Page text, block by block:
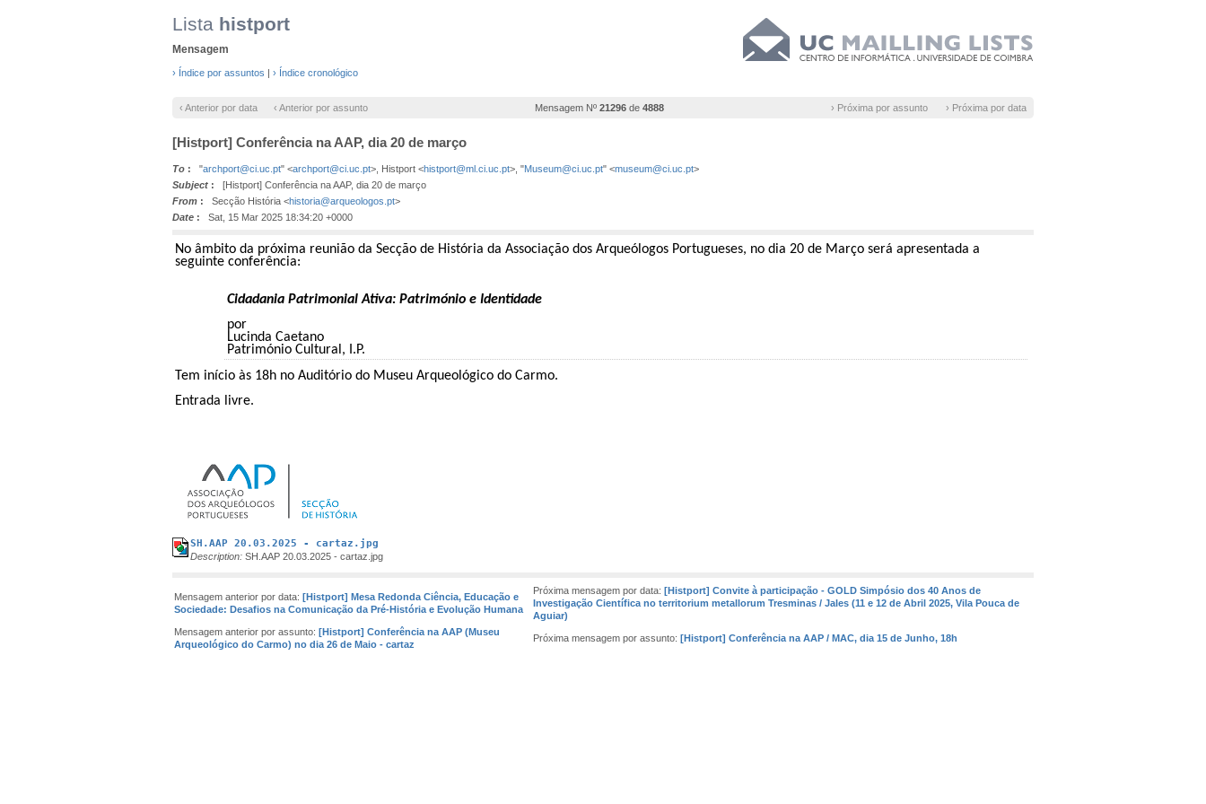
Lista histport
Mensagem
› Índice por assuntos | › Índice cronológico
‹ Anterior por data ‹ Anterior por assunto Mensagem Nº 21296 de 4888 › Próxima por assunto › Próxima por data
[Histport] Conferência na AAP, dia 20 de março
To : "archport@ci.uc.pt" <archport@ci.uc.pt>, Histport <histport@ml.ci.uc.pt>, "Museum@ci.uc.pt" <museum@ci.uc.pt>
Subject : [Histport] Conferência na AAP, dia 20 de março
From : Secção História <historia@arqueologos.pt>
Date : Sat, 15 Mar 2025 18:34:20 +0000
No âmbito da próxima reunião da Secção de História da Associação dos Arqueólogos Portugueses, no dia 20 de Março será apresentada a
seguinte conferência:
Cidadania Patrimonial Ativa: Património e Identidade
por
Lucinda Caetano
Património Cultural, I.P.
Tem início às 18h no Auditório do Museu Arqueológico do Carmo.
Entrada livre.
SH.AAP 20.03.2025 - cartaz.jpg
Description: SH.AAP 20.03.2025 - cartaz.jpg
Mensagem anterior por data: [Histport] Mesa Redonda Ciência, Educação e
Sociedade: Desafios na Comunicação da Pré-História e Evolução Humana
Próxima mensagem por data: [Histport] Convite à participação - GOLD Simpósio dos 40 Anos de
Investigação Científica no territorium metallorum Tresminas / Jales (11 e 12 de Abril 2025, Vila Pouca de
Aguiar)
Mensagem anterior por assunto: [Histport] Conferência na AAP (Museu
Arqueológico do Carmo) no dia 26 de Maio - cartaz
Próxima mensagem por assunto: [Histport] Conferência na AAP / MAC, dia 15 de Junho, 18h